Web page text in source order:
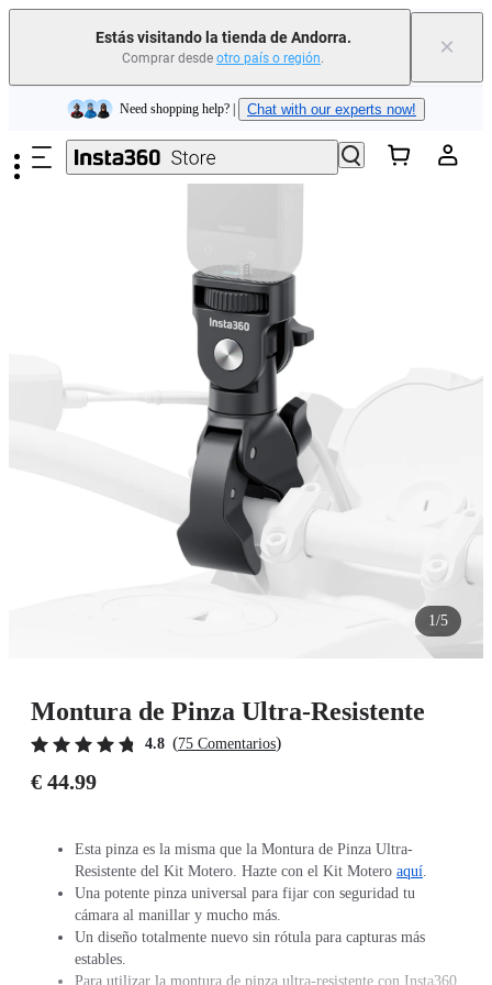
Estás visitando la tienda de Andorra.
Comprar desde otro país o región. ×
Saltar al contenido principal
Insta360 Luna Ultra |Ya disponible| Envío gratuito
Need shopping help? | Chat with our experts now!
Insta360 Luna Ultra | | Envío gratuito
1/5
Montura de Pinza Ultra-Resistente
4.8 (75 Comentarios)
€ 44.99
Esta pinza es la misma que la Montura de Pinza Ultra-
Resistente del Kit Motero. Hazte con el Kit Motero aquí.
Una potente pinza universal para fijar con seguridad tu
cámara al manillar y mucho más.
Un diseño totalmente nuevo sin rótula para capturas más
estables.
Para utilizar la montura de pinza ultra-resistente con Insta360